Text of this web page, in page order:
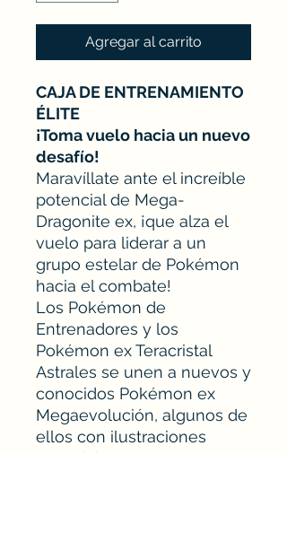
Agregar al carrito
CAJA DE ENTRENAMIENTO
ÉLITE
¡Toma vuelo hacia un nuevo
desafío!
Maravíllate ante el increíble
potencial de Mega-
Dragonite ex, ¡que alza el
vuelo para liderar a un
grupo estelar de Pokémon
hacia el combate!
Los Pokémon de
Entrenadores y los
Pokémon ex Teracristal
Astrales se unen a nuevos y
conocidos Pokémon ex
Megaevolución, algunos de
ellos con ilustraciones
especiales que muestran